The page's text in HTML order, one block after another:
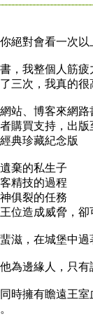
對會看一次以
我整個人筋疲
三次，我真的
、博客來網路
買支持，出版
珍藏紀念版
棄的私生子
精技的過程
俱裂的任務
造成威脅，卻
，在城堡中過
邊緣人，只有
擁有瞻遠王室